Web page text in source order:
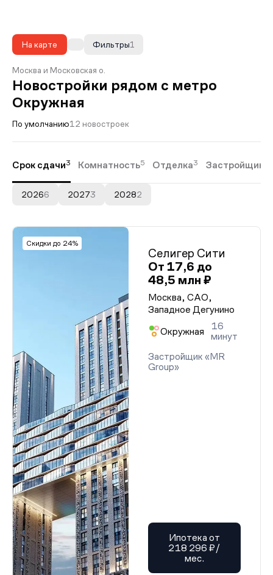
На карте 1
Фильтры
Москва и Московская о.
Новостройки рядом с метро
Окружная
По умолчанию12 новостроек
Срок сдачи3 Комнатность5 Отделка3 Застройщики
20266 20273 20282
Скидки до 24%
Селигер Сити
От 17,6 до
48,5 млн ₽
Москва, САО,
Западное Дегунино
Окружная
16
минут
Застройщик «MR
Group»
Ипотека от
218 296 ₽/
мес.